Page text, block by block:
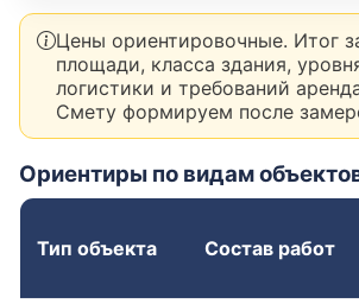
Цены ориентировочные. Итог
площади, класса здания,
логистики и требований
Смету формируем после
Ориентиры по видам
Тип объекта Состав работ